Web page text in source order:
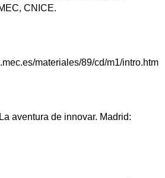
CNICE.
materiales/89/cd/m1/intro.htm
aventura de innovar. Madrid: